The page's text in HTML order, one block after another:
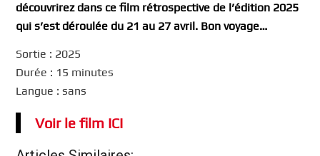
découvrirez dans ce film rétrospective de l’édition 2025
qui s’est déroulée du 21 au 27 avril. Bon voyage…
Sortie : 2025
Durée : 15 minutes
Langue : sans
Voir le film ICI